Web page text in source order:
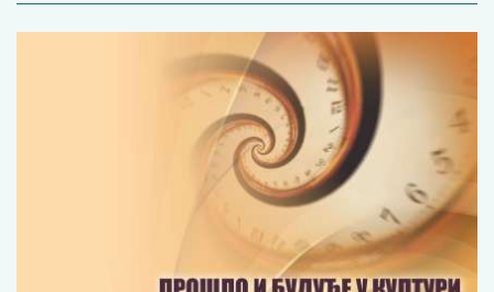
УПУТСТВА
Правилник о издавачкој делатности
Упутство уредницима
Изјава о коришћењу ауторског дела